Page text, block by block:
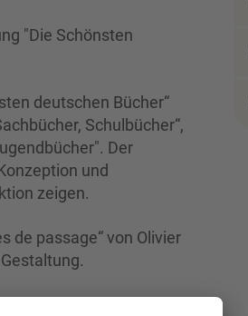
"Die Schönsten
deutschen Bücher“
Schulbücher“,
Der
und
zeigen.
de passage“ von Olivier